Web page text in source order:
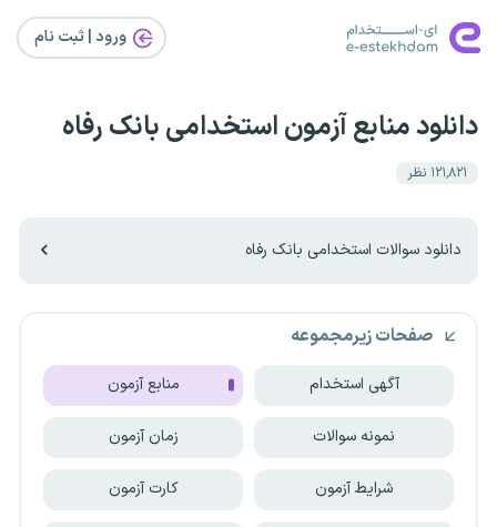
ورود | ثبت‌ نام
دانلود منابع آزمون استخدامی بانک رفاه
۱۲۱٬۸۲۱ نظر
دانلود سوالات استخدامی بانک رفاه
صفحات زیرمجموعه
آگهی استخدام منابع آزمون
نمونه سوالات زمان آزمون
شرایط آزمون کارت آزمون